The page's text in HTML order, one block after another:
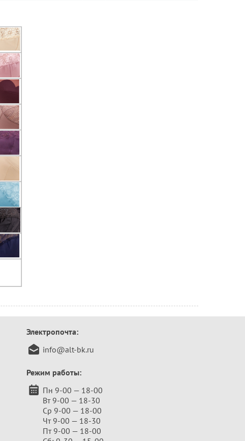
Электропочта:
info@alt-bk.ru
Режим работы:
Пн 9-00 — 18-00
Вт 9-00 — 18-30
Ср 9-00 — 18-00
Чт 9-00 — 18-30
Пт 9-00 — 18-00